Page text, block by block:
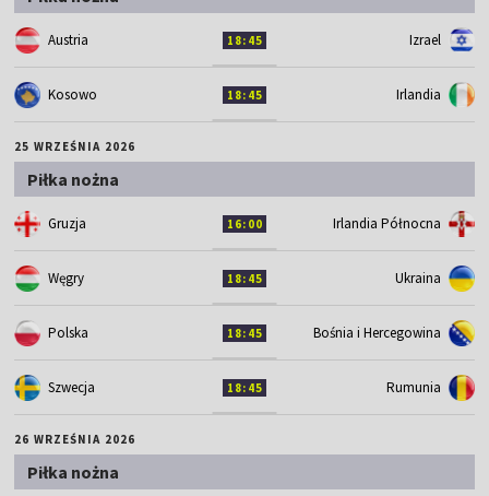
Austria 18:45 Izrael
Kosowo 18:45 Irlandia
25 WRZEŚNIA 2026
Piłka nożna
Gruzja 16:00 Irlandia Północna
Węgry 18:45 Ukraina
Polska 18:45 Bośnia i Hercegowina
Szwecja 18:45 Rumunia
26 WRZEŚNIA 2026
Piłka nożna